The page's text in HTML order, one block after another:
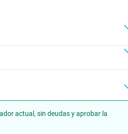
Renovación
actual, sin deudas y aprobar la